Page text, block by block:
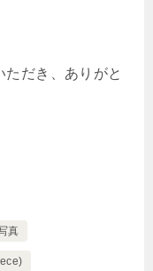
だき、ありがと
真